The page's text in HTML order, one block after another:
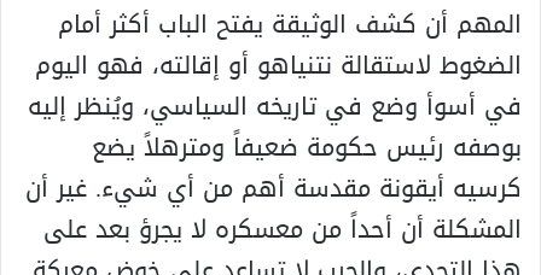
المهم أن كشف الوثيقة يفتح الباب أكثر أمام
الضغوط لاستقالة نتنياهو أو إقالته، فهو اليوم
في أسوأ وضع في تاريخه السياسي، ويُنظر إليه
بوصفه رئيس حكومة ضعيفاً ومترهلاً يضع
كرسيه أيقونة مقدسة أهم من أي شيء. غير أن
المشكلة أن أحداً من معسكره لا يجرؤ بعد على